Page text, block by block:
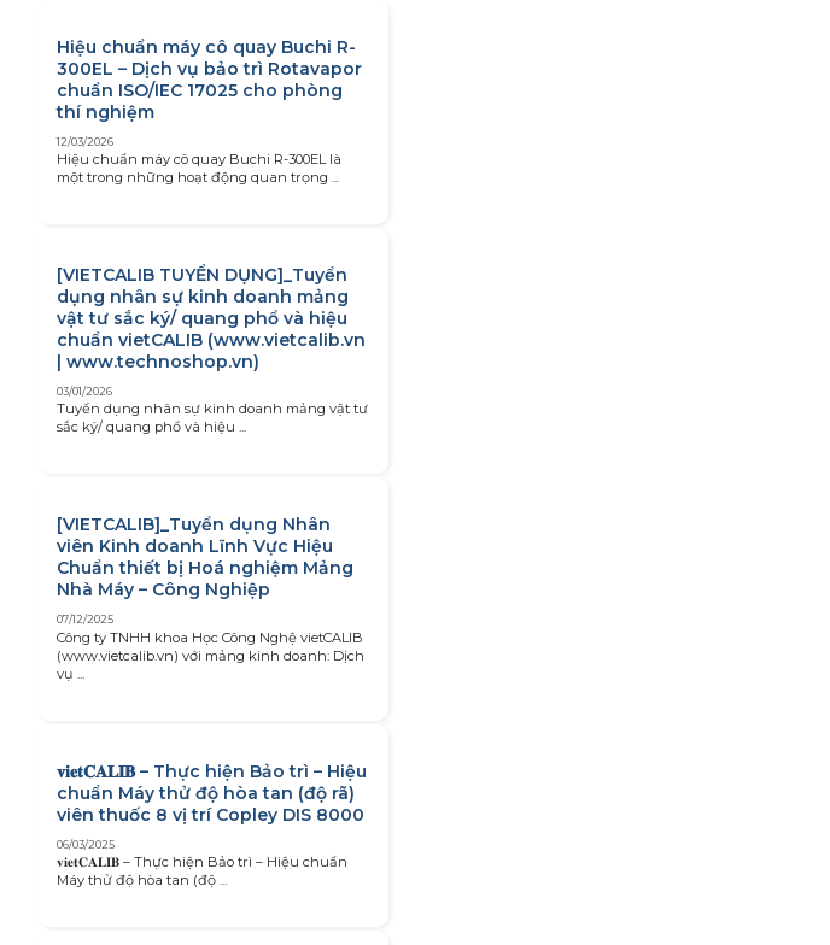
Hiệu chuẩn máy cô quay Buchi R-
300EL – Dịch vụ bảo trì Rotavapor
chuẩn ISO/IEC 17025 cho phòng
thí nghiệm
12/03/2026
Hiệu chuẩn máy cô quay Buchi R-300EL là
một trong những hoạt động quan trọng ...
[VIETCALIB TUYỂN DỤNG]_Tuyển
dụng nhân sự kinh doanh mảng
vật tư sắc ký/ quang phổ và hiệu
chuẩn vietCALIB (www.vietcalib.vn
| www.technoshop.vn)
03/01/2026
Tuyển dụng nhân sự kinh doanh mảng vật tư
sắc ký/ quang phổ và hiệu ...
[VIETCALIB]_Tuyển dụng Nhân
viên Kinh doanh Lĩnh Vực Hiệu
Chuẩn thiết bị Hoá nghiệm Mảng
Nhà Máy – Công Nghiệp
07/12/2025
Công ty TNHH khoa Học Công Nghệ vietCALIB
(www.vietcalib.vn) với mảng kinh doanh: Dịch
vụ ...
𝐯𝐢𝐞𝐭𝐂𝐀𝐋𝐈𝐁 – Thực hiện Bảo trì – Hiệu
chuẩn Máy thử độ hòa tan (độ rã)
viên thuốc 8 vị trí Copley DIS 8000
06/03/2025
𝐯𝐢𝐞𝐭𝐂𝐀𝐋𝐈𝐁 – Thực hiện Bảo trì – Hiệu chuẩn
Máy thử độ hòa tan (độ ...